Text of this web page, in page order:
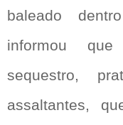
baleado
informou
sequestro,
assaltantes,